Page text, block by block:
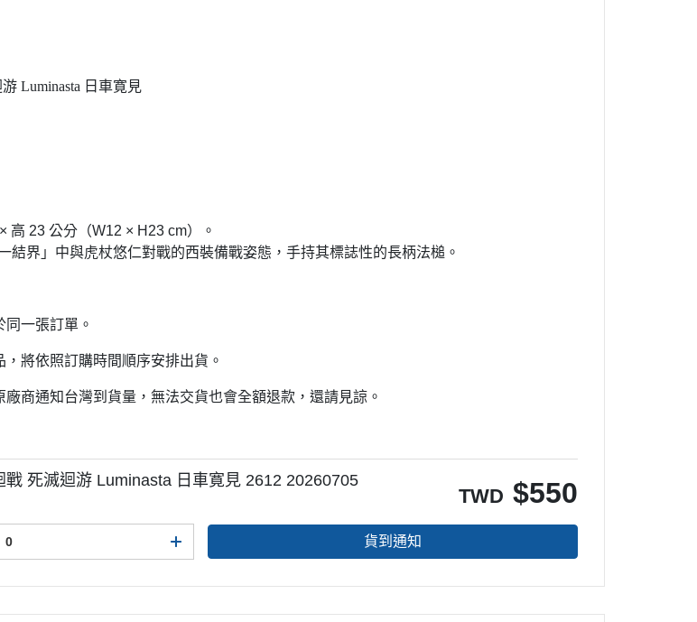
Luminasta 日車寛見
高 23 公分（W12 × H23 cm）。
結界」中與虎杖悠仁對戰的西裝備戰姿態，手持其標誌性的長柄法槌。
一張訂單。
將依照訂購時間順序安排出貨。
商通知台灣到貨量，無法交貨也會全額退款，還請見諒。
戰 死滅迴游 Luminasta 日車寛見 2612 20260705
TWD $550
貨到通知